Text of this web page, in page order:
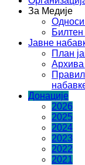
За Медије
Односи
Билтен
Јавне
План
Архива
Донације
2026
2025
2024
2023
2022
2021